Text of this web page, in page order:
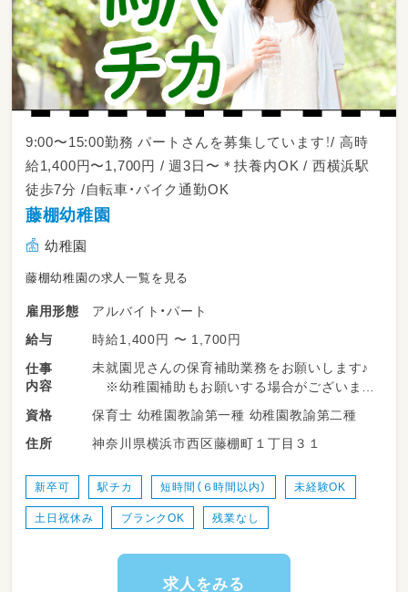
9:00〜15:00勤務 パートさんを募集しています！/ 高時
給1,400円〜1,700円 / 週3日〜＊扶養内OK / 西横浜駅
徒歩7分 /自転車・バイク通勤OK
藤棚幼稚園
幼稚園
藤棚幼稚園の求人一覧を見る
雇用形態
アルバイト・パート
給与
時給1,400円 〜 1,700円
仕事
内容
未就園児さんの保育補助業務をお願いします♪
※幼稚園補助もお願いする場合がございます
・登園、降園時の園児の受け入れ、見送りサポー
ト
・昼食（給食）のサポート・片付け
・トイレトレーニングや身の回りのお世話
・お部屋の掃除やおもちゃの消毒などの環境整
・正職員の先生の活動準備や補助作業
資格
保育士 幼稚園教諭第一種 幼稚園教諭第二種
住所
神奈川県横浜市西区藤棚町１丁目３１
新卒可 駅チカ 短時間（６時間以内） 未経験OK
土日祝休み ブランクOK 残業なし
求人をみる